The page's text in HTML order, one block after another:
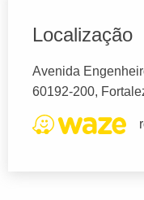
Localização
Avenida
60192-200,